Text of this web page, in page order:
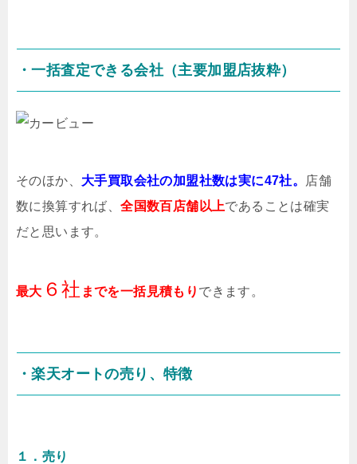
・一括査定できる会社（主要加盟店抜粋）
そのほか、 大手買取会社の加盟社数は実に47社。
店舗
数に換算すれば、全国数百店舗以上であることは確実
だと思います。
最大 ６社 までを一括見積もり できます。
・楽天オートの売り、特徴
１．売り